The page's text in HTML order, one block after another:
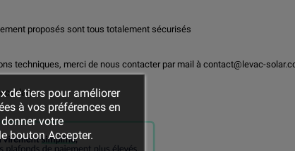
proposés sont tous totalement sécurisés
techniques, merci de nous contacter par mail à contact@levac-
de tiers pour améliorer
à vos préférences en
votre
bouton Accepter.